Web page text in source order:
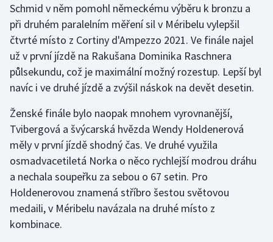
Lyže a snowboard
Moderní pětiboj
Motorsport
Olympijské hry
Parasport
Plavání
Plážový volejbal
Ragby
Schmid v něm pomohl německému výběru k bronzu a
při druhém paralelním měření sil v Méribelu vylepšil
čtvrté místo z Cortiny d'Ampezzo 2021. Ve finále najel
už v první jízdě na Rakušana Dominika Raschnera
půlsekundu, což je maximální možný rozestup. Lepší byl
navíc i ve druhé jízdě a zvýšil náskok na devět desetin.
Ženské finále bylo naopak mnohem vyrovnanější,
Tvibergová a švýcarská hvězda Wendy Holdenerová
měly v první jízdě shodný čas. Ve druhé využila
osmadvacetiletá Norka o něco rychlejší modrou dráhu
a nechala soupeřku za sebou o 67 setin. Pro
Holdenerovou znamená stříbro šestou světovou
medaili, v Méribelu navázala na druhé místo z
kombinace.